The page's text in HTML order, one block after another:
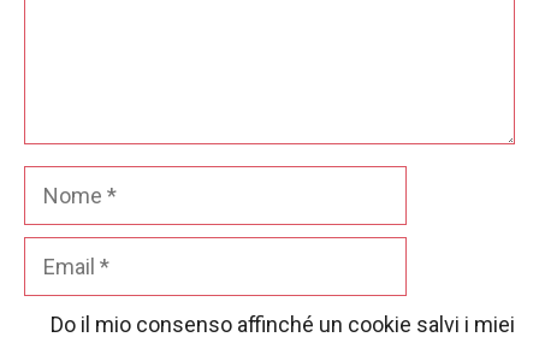
Do il mio consenso affinché un cookie salvi i miei